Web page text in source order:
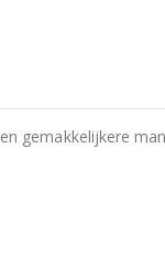
gemakkelijkere